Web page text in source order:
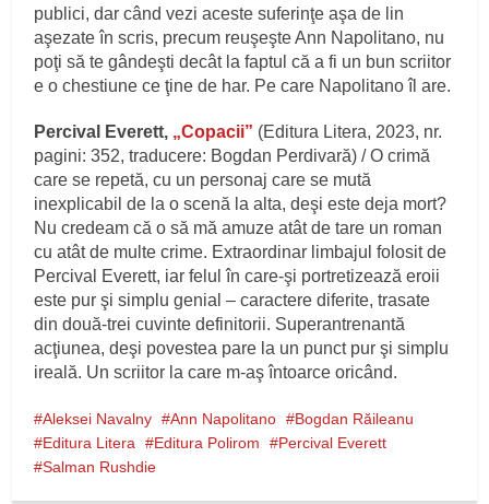
publici, dar când vezi aceste suferinţe aşa de lin
aşezate în scris, precum reuşeşte Ann Napolitano, nu
poţi să te gândeşti decât la faptul că a fi un bun scriitor
e o chestiune ce ţine de har. Pe care Napolitano îl are.
Percival Everett, „Copacii” (Editura Litera, 2023, nr.
pagini: 352, traducere: Bogdan Perdivară) / O crimă
care se repetă, cu un personaj care se mută
inexplicabil de la o scenă la alta, deşi este deja mort?
Nu credeam că o să mă amuze atât de tare un roman
cu atât de multe crime. Extraordinar limbajul folosit de
Percival Everett, iar felul în care-şi portretizează eroii
este pur şi simplu genial – caractere diferite, trasate
din două-trei cuvinte definitorii. Superantrenantă
acţiunea, deşi povestea pare la un punct pur şi simplu
ireală. Un scriitor la care m-aş întoarce oricând.
Aleksei Navalny Ann Napolitano
Bogdan Răileanu
Editura Litera
Editura Polirom
Percival Everett
Salman Rushdie